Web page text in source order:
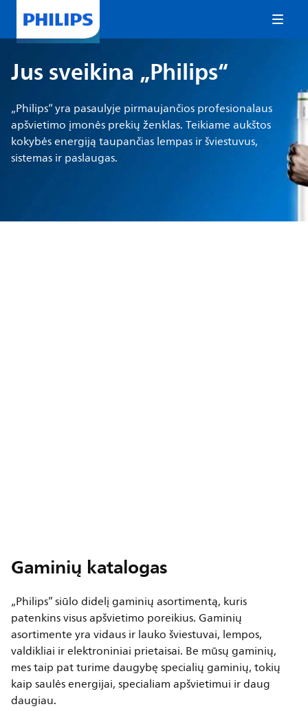
Jus sveikina „Philips“
„Philips“ yra pasaulyje pirmaujančios profesionalaus
apšvietimo įmonės prekių ženklas. Teikiame aukštos
kokybės energiją taupančias lempas ir šviestuvus,
sistemas ir paslaugas.
Gaminių katalogas
„Philips” siūlo didelį gaminių asortimentą, kuris
patenkins visus apšvietimo poreikius. Gaminių
asortimente yra vidaus ir lauko šviestuvai, lempos,
valdikliai ir elektroniniai prietaisai. Be mūsų gaminių,
mes taip pat turime daugybę specialių gaminių, tokių
kaip saulės energijai, specialiam apšvietimui ir daug
daugiau.